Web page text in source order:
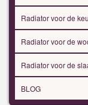
Radiator voor de
Radiator voor de
Radiator voor de
BLOG